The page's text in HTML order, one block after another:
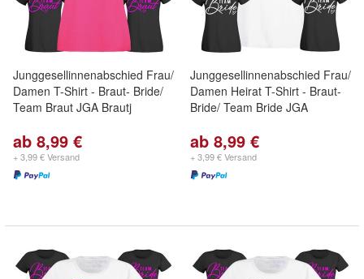
Junggesellinnenabschied Frau/
Damen T-Shirt - Braut- Bride/
Team Braut JGA Brautj
ab 8,99 €
+ 3,99 € Versand
Junggesellinnenabschied Frau/
Damen Heirat T-Shirt - Braut-
Bride/ Team Bride JGA
ab 8,99 €
+ 3,99 € Versand